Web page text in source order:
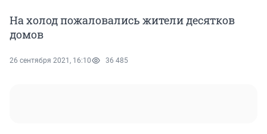
На холод пожаловались жители десятков
домов
26 сентября 2021, 16:10 36 485